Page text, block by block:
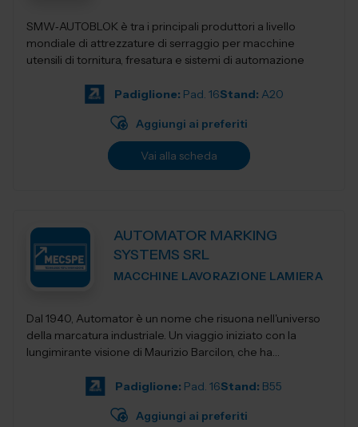
SMW‑AUTOBLOK è tra i principali produttori a livello
mondiale di attrezzature di serraggio per macchine
utensili di tornitura, fresatura e sistemi di automazione
Padiglione: Pad. 16Stand: A20
Aggiungi ai preferiti
Vai alla scheda
AUTOMATOR MARKING
SYSTEMS SRL
MACCHINE LAVORAZIONE LAMIERA
Dal 1940, Automator è un nome che risuona nell'universo
della marcatura industriale. Un viaggio iniziato con la
lungimirante visione di Maurizio Barcilon, che ha
Padiglione: Pad. 16Stand: B55
Aggiungi ai preferiti